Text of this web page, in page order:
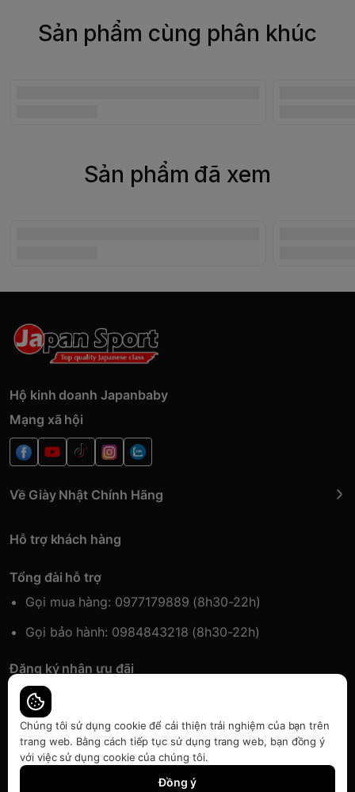
Sản phẩm cùng phân khúc
Sản phẩm đã xem
Hộ kinh doanh Japanbaby
Mạng xã hội
Về Giày Nhật Chính Hãng
Hỗ trợ khách hàng
Tổng đài hỗ trợ
Gọi mua hàng: 0977179889 (8h30-22h)
Gọi bảo hành: 0984843218 (8h30-22h)
Đăng ký nhận ưu đãi
Đăng kí để nhận thông tin ưu đãi sớm nhất.
Bàn quyền thuộc về Japansport | Cung cấp bởiSapo
Chúng tôi sử dụng cookie để cải thiện trải nghiệm của bạn trên
trang web. Bằng cách tiếp tục sử dụng trang web, bạn đồng ý
với việc sử dụng cookie của chúng tôi.
Đồng ý